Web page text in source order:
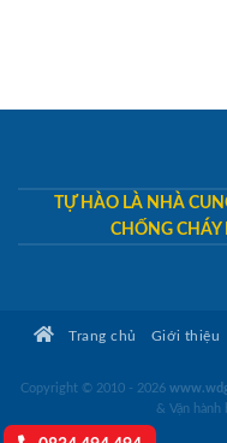
TỰ HÀO LÀ NHÀ
CHỐNG
Trang chủ Giới thiệu
Copyright © 2010 - 2026
& Vận hành